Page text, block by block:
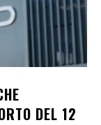
DEL 12